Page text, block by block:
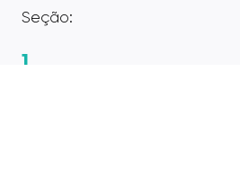
Seção:
1